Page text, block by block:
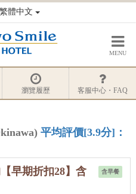
體中文
MENU
瀏覽履歷 客服中心・FAQ
平均評價[3.9分]：
含早餐
早期折扣28】含